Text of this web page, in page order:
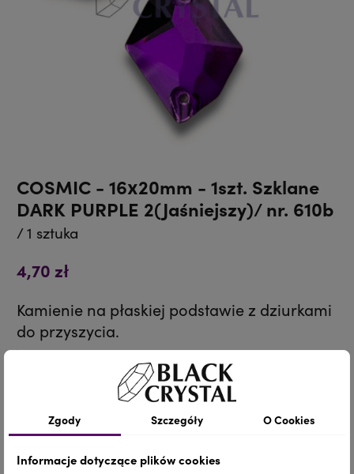
COSMIC - 16x20mm - 1szt. Szklane
DARK PURPLE 2(Jaśniejszy)/ nr. 610b
/ 1 sztuka
4,70 zł
Kamienie na płaskiej podstawie z dziurkami
do przyszycia.
Szczegóły produktu
Kolor Fioletowy
Zgody Szczegóły O Cookies
Informacje dotyczące plików cookies